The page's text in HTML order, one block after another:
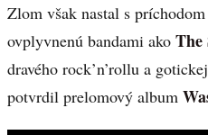
Zlom však nastal s
ovplyvnenú bandami ako The
dravého rock’n’rollu a
potvrdil prelomový album